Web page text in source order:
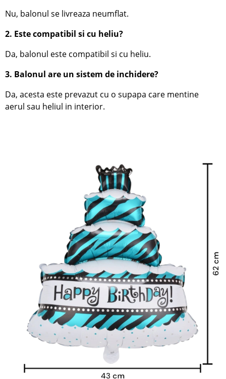
Nu, balonul se livreaza neumflat.
2. Este compatibil si cu heliu?
Da, balonul este compatibil si cu heliu.
3. Balonul are un sistem de inchidere?
Da, acesta este prevazut cu o supapa care mentine
aerul sau heliul in interior.